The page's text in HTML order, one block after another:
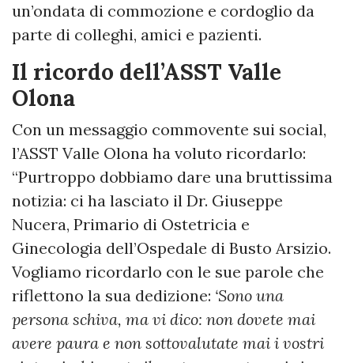
un’ondata di commozione e cordoglio da
parte di colleghi, amici e pazienti.
Il ricordo dell’ASST Valle
Olona
Con un messaggio commovente sui social,
l’ASST Valle Olona ha voluto ricordarlo:
“Purtroppo dobbiamo dare una bruttissima
notizia: ci ha lasciato il Dr. Giuseppe
Nucera, Primario di Ostetricia e
Ginecologia dell’Ospedale di Busto Arsizio.
Vogliamo ricordarlo con le sue parole che
riflettono la sua dedizione: ‘Sono una
persona schiva, ma vi dico: non dovete mai
avere paura e non sottovalutate mai i vostri